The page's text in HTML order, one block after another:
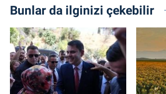
Bunlar da ilginizi çekebilir